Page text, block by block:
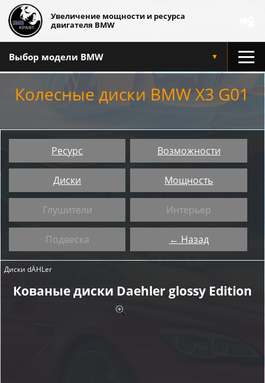
Увеличение мощности и ресурса
двигателя BMW
Выбор модели BMW ▼
Колесные диски BMW X3 G01
Ресурс Возможности
Диски Мощность
Глушители Интерьер
Подвеска ← Назад
Диски dÄHLer
Кованые диски Daehler glossy Edition